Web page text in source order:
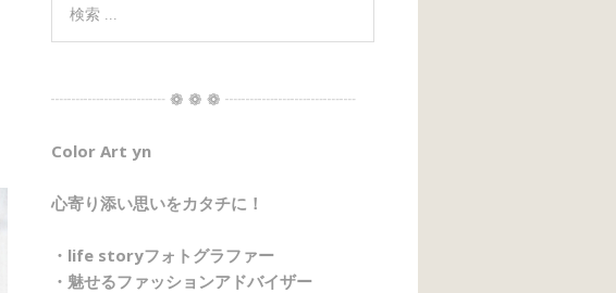
┈┈┈┈┈┈┈ ❁ ❁ ❁ ┈┈┈┈┈┈┈┈
Color Art yn
心寄り添い思いをカタチに！
・life storyフォトグラファー
・魅せるファッションアドバイザー